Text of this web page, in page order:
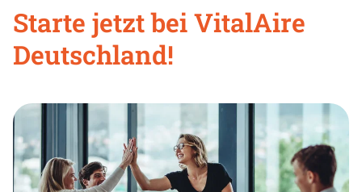
Starte jetzt bei VitalAire
Deutschland!